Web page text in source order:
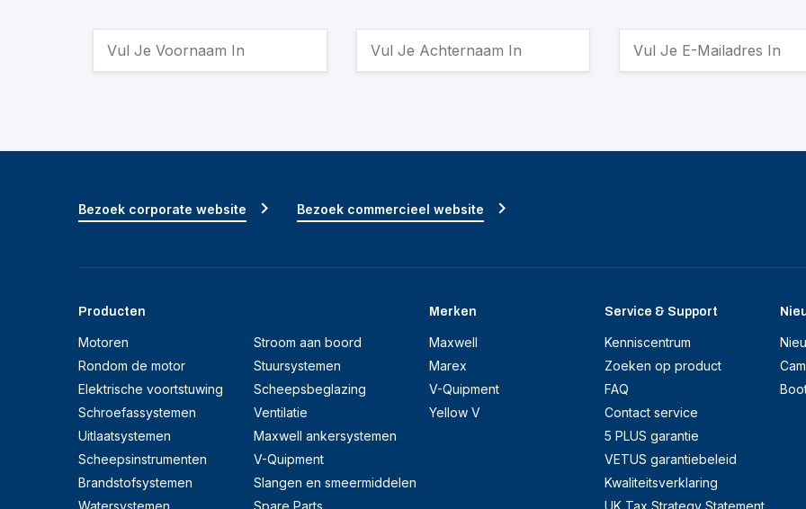
Producten
Motoren
Rondom de motor
Elektrische voortstuwing
Schroefassystemen
Uitlaatsystemen
Scheepsinstrumenten
Brandstofsystemen
Watersystemen
Stroom aan boord
Stuursystemen
Scheepsbeglazing
Ventilatie
Maxwell ankersystemen
V-Quipment
Slangen en smeermiddelen
Spare Parts
Merken
Maxwell
Marex
V-Quipment
Yellow V
Service & Support
Kenniscentrum
Zoeken op product
FAQ
Contact service
5 PLUS garantie
VETUS garantiebeleid
Kwaliteitsverklaring
UK Tax Strategy Statement
Bezoek corporate website Bezoek commercieel website